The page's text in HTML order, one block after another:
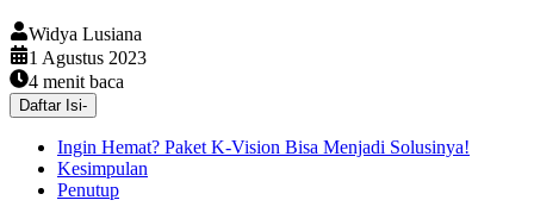
Widya Lusiana
1 Agustus 2023
4 menit baca
Daftar Isi-
Ingin Hemat? Paket K-Vision Bisa Menjadi Solusinya!
Kesimpulan
Penutup